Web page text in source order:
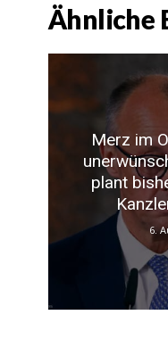
Ähnliche
Merz im
plant
6.